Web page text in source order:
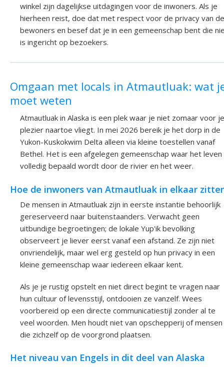
winkel zijn dagelijkse uitdagingen voor de inwoners. Als je
hierheen reist, doe dat met respect voor de privacy van de
bewoners en besef dat je in een gemeenschap bent die
is ingericht op bezoekers.
Omgaan met locals in Atmautluak: wat
moet weten
Atmautluak in Alaska is een plek waar je niet zomaar voor je
plezier naartoe vliegt. In mei 2026 bereik je het dorp in de
Yukon-Kuskokwim Delta alleen via kleine toestellen vanaf
Bethel. Het is een afgelegen gemeenschap waar het leven
volledig bepaald wordt door de rivier en het weer.
Hoe de inwoners van Atmautluak in elkaar
De mensen in Atmautluak zijn in eerste instantie behoorlijk
gereserveerd naar buitenstaanders. Verwacht geen
uitbundige begroetingen; de lokale Yup'ik bevolking
observeert je liever eerst vanaf een afstand. Ze zijn niet
onvriendelijk, maar wel erg gesteld op hun privacy in een
kleine gemeenschap waar iedereen elkaar kent.
Als je je rustig opstelt en niet direct begint te vragen naar
hun cultuur of levensstijl, ontdooien ze vanzelf. Wees
voorbereid op een directe communicatiestijl zonder al te
veel woorden. Men houdt niet van opschepperij of mensen
die zichzelf op de voorgrond plaatsen.
Het niveau van Engels in dit deel van Alaska